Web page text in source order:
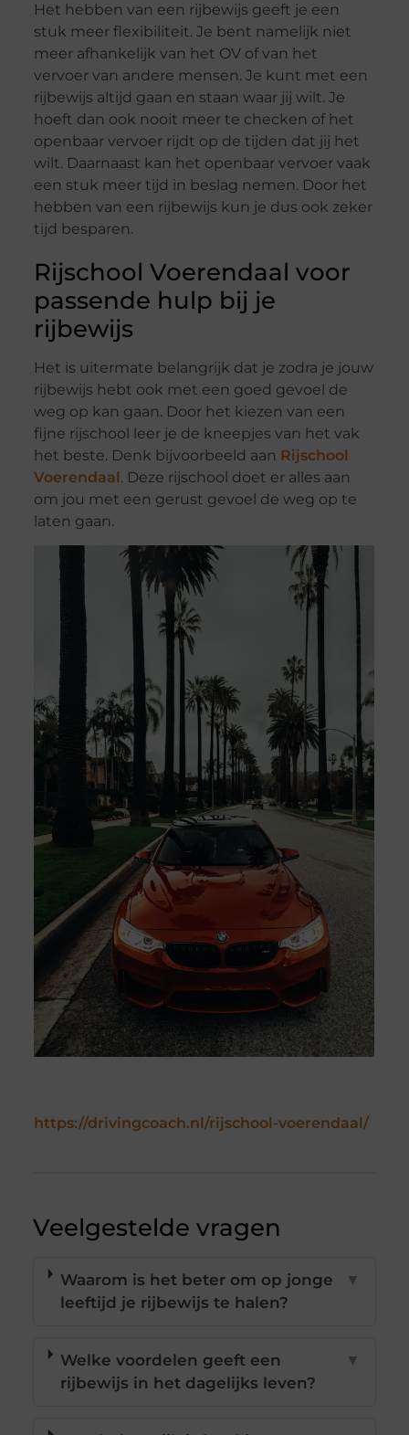
Het hebben van een rijbewijs geeft je een
stuk meer flexibiliteit. Je bent namelijk niet
meer afhankelijk van het OV of van het
vervoer van andere mensen. Je kunt met een
rijbewijs altijd gaan en staan waar jij wilt. Je
hoeft dan ook nooit meer te checken of het
openbaar vervoer rijdt op de tijden dat jij het
wilt. Daarnaast kan het openbaar vervoer vaak
een stuk meer tijd in beslag nemen. Door het
hebben van een rijbewijs kun je dus ook zeker
tijd besparen.
Rijschool Voerendaal voor
passende hulp bij je
rijbewijs
Het is uitermate belangrijk dat je zodra je jouw
rijbewijs hebt ook met een goed gevoel de
weg op kan gaan. Door het kiezen van een
fijne rijschool leer je de kneepjes van het vak
het beste. Denk bijvoorbeeld aan Rijschool
Voerendaal. Deze rijschool doet er alles aan
om jou met een gerust gevoel de weg op te
laten gaan.
https://drivingcoach.nl/rijschool-voerendaal/
Veelgestelde vragen
Waarom is het beter om op jonge
leeftijd je rijbewijs te halen?
▼
Welke voordelen geeft een
rijbewijs in het dagelijks leven?
▼